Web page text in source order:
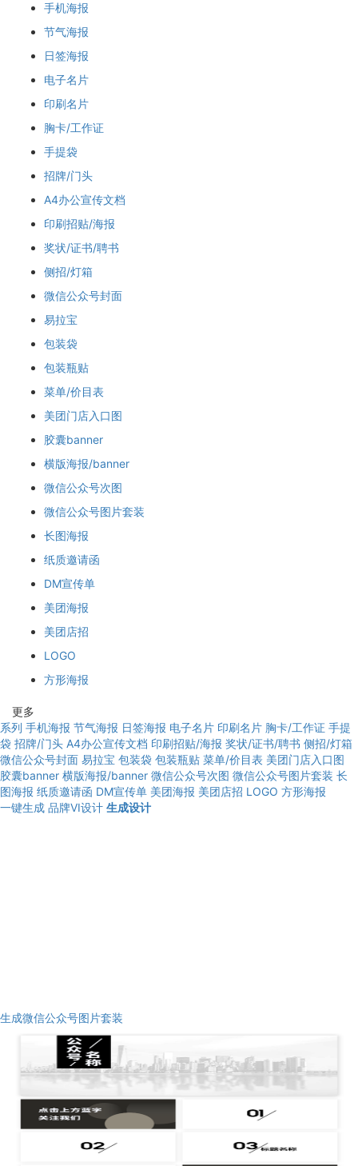
手机海报
节气海报
日签海报
电子名片
印刷名片
胸卡/工作证
手提袋
招牌/门头
A4办公宣传文档
印刷招贴/海报
奖状/证书/聘书
侧招/灯箱
微信公众号封面
易拉宝
包装袋
包装瓶贴
菜单/价目表
美团门店入口图
胶囊banner
横版海报/banner
微信公众号次图
微信公众号图片套装
长图海报
纸质邀请函
DM宣传单
美团海报
美团店招
LOGO
方形海报
更多
系列 手机海报 节气海报 日签海报 电子名片 印刷名片 胸卡/工作证 手提
袋 招牌/门头 A4办公宣传文档 印刷招贴/海报 奖状/证书/聘书 侧招/灯箱
微信公众号封面 易拉宝 包装袋 包装瓶贴 菜单/价目表 美团门店入口图
胶囊banner 横版海报/banner 微信公众号次图 微信公众号图片套装 长
图海报 纸质邀请函 DM宣传单 美团海报 美团店招 LOGO 方形海报
一键生成 品牌VI设计 生成设计
生成微信公众号图片套装